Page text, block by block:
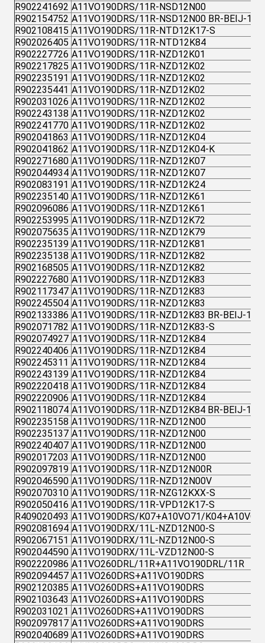
R902241692 A11VO190DRS/11R-NSD12N00
R902154752 A11VO190DRS/11R-NSD12N00 BR-BEIJ-1
R902108415 A11VO190DRS/11R-NTD12K17-S
R902026405 A11VO190DRS/11R-NTD12K84
R902227726 A11VO190DRS/11R-NZD12K01
R902217825 A11VO190DRS/11R-NZD12K02
R902235191 A11VO190DRS/11R-NZD12K02
R902235441 A11VO190DRS/11R-NZD12K02
R902031026 A11VO190DRS/11R-NZD12K02
R902243138 A11VO190DRS/11R-NZD12K02
R902241770 A11VO190DRS/11R-NZD12K02
R902041863 A11VO190DRS/11R-NZD12K04
R902041862 A11VO190DRS/11R-NZD12K04-K
R902271680 A11VO190DRS/11R-NZD12K07
R902044934 A11VO190DRS/11R-NZD12K07
R902083191 A11VO190DRS/11R-NZD12K24
R902235140 A11VO190DRS/11R-NZD12K61
R902096086 A11VO190DRS/11R-NZD12K61
R902253995 A11VO190DRS/11R-NZD12K72
R902075635 A11VO190DRS/11R-NZD12K79
R902235139 A11VO190DRS/11R-NZD12K81
R902235138 A11VO190DRS/11R-NZD12K82
R902168505 A11VO190DRS/11R-NZD12K82
R902227680 A11VO190DRS/11R-NZD12K83
R902117347 A11VO190DRS/11R-NZD12K83
R902245504 A11VO190DRS/11R-NZD12K83
R902133386 A11VO190DRS/11R-NZD12K83 BR-BEIJ-1
R902071782 A11VO190DRS/11R-NZD12K83-S
R902074927 A11VO190DRS/11R-NZD12K84
R902240406 A11VO190DRS/11R-NZD12K84
R902245311 A11VO190DRS/11R-NZD12K84
R902243139 A11VO190DRS/11R-NZD12K84
R902220418 A11VO190DRS/11R-NZD12K84
R902220906 A11VO190DRS/11R-NZD12K84
R902118074 A11VO190DRS/11R-NZD12K84 BR-BEIJ-1
R902235158 A11VO190DRS/11R-NZD12N00
R902235137 A11VO190DRS/11R-NZD12N00
R902240407 A11VO190DRS/11R-NZD12N00
R902017203 A11VO190DRS/11R-NZD12N00
R902097819 A11VO190DRS/11R-NZD12N00R
R902046590 A11VO190DRS/11R-NZD12N00V
R902070310 A11VO190DRS/11R-NZG12KXX-S
R902050416 A11VO190DRS/11R-VPD12K17-S
R409020493 A11VO190DRS/K07+A10VO71/
R902081694 A11VO190DRX/11L-NZD12N00-S
R902067151 A11VO190DRX/11L-NZD12N00-S
R902044590 A11VO190DRX/11L-VZD12N00-S
R902220986 A11VO260DRL/11R+A11VO190DRL/11R
R902094457 A11VO260DRS+A11VO190DRS
R902120385 A11VO260DRS+A11VO190DRS
R902103643 A11VO260DRS+A11VO190DRS
R902031021 A11VO260DRS+A11VO190DRS
R902097817 A11VO260DRS+A11VO190DRS
R902040689 A11VO260DRS+A11VO190DRS